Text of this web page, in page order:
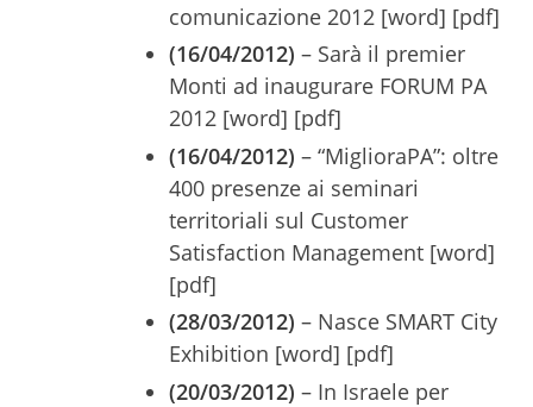
comunicazione 2012 [word] [pdf]
(16/04/2012) – Sarà il premier
Monti ad inaugurare FORUM PA
2012 [word] [pdf]
(16/04/2012) – “MiglioraPA”: oltre
400 presenze ai seminari
territoriali sul Customer
Satisfaction Management [word]
[pdf]
(28/03/2012) – Nasce SMART City
Exhibition [word] [pdf]
(20/03/2012) – In Israele per